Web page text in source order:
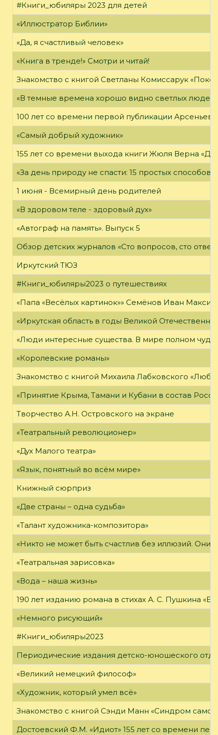
#Книги_юбиляры 2023 для детей
«Иллюстратор Библии»
«Да, я счастливый человек»
«Книга в тренде!» Смотри и читай!
Знакомство с книгой Светланы Комиссарук
«В темные времена хорошо видно светлых людей»
100 лет со времени первой публикации Арсеньева
«Самый добрый художник»
155 лет со времени выхода книги Жюля Верна
«За день природу не спасти: 15 простых способов
1 июня - Всемирный день родителей
«В здоровом теле - здоровый дух»
«Автограф на память». Выпуск 5
Обзор детских журналов «Сто вопросов, сто
Иркутский ТЮЗ
#Книги_юбиляры2023 о путешествиях
«Папа «Весёлых картинок»» Семёнов Иван
«Иркутская область в годы Великой
«Люди интересные существа. В мире полном
«Королевские романы»
Знакомство с книгой Михаила Лабковского
«Принятие Крыма, Тамани и Кубани в состав
Творчество А.Н. Островского на экране
«Театральный революционер»
«Дух Малого театра»
«Язык, понятный во всём мире»
Книжный сюрприз
«Две страны – одна судьба»
«Талант художника-композитора»
«Никто не может быть счастлив без иллюзий. Они
«Театральная зарисовка»
«Вода – наша жизнь»
190 лет изданию романа в стихах А. С. Пушкина
«Немного рисующий»
#Книги_юбиляры2023
Периодические издания детско-юношеского
«Великий немецкий философ»
«Художник, который умел всё»
Знакомство с книгой Сэнди Манн «Синдром
Достоевский Ф.М. «Идиот» 155 лет со времени